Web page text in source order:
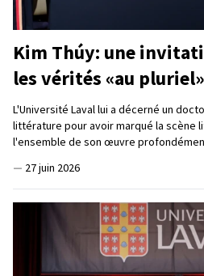
Kim Thúy: une
les vérités «au pluriel»
L'Université Laval lui a décerné un
littérature pour avoir marqué la scène
l'ensemble de son œuvre
— 27 juin 2026